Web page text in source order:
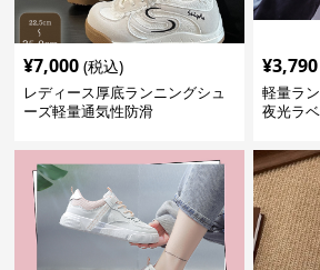
¥7,000 (税込)
レディース厚底ランニングシュ
ーズ軽量通気性防滑
¥3,790
軽量ラ
夜光ラ